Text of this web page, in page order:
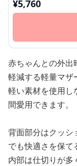
¥5,760
赤ちゃんとの外出
軽減する軽量マザ
軽い素材を使用し
間愛用できます。
背面部分はクッシ
でも快適さを保て
内部は仕切りが多